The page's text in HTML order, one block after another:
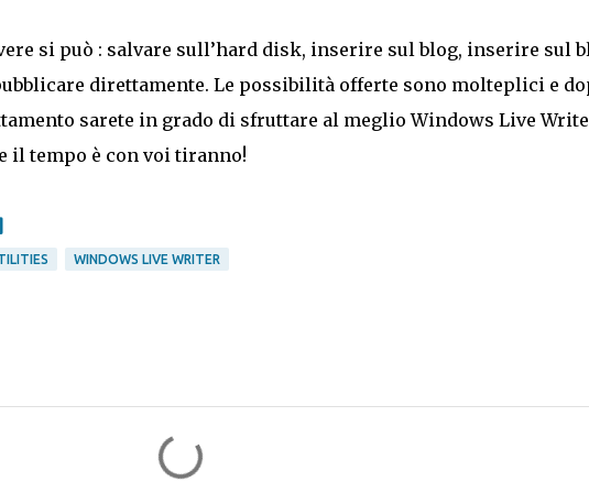
si può : salvare sull’hard disk, inserire sul blog, inserire sul
direttamente. Le possibilità offerte sono molteplici e
sarete in grado di sfruttare al meglio Windows Live
il tempo è con voi tiranno!
WINDOWS LIVE WRITER